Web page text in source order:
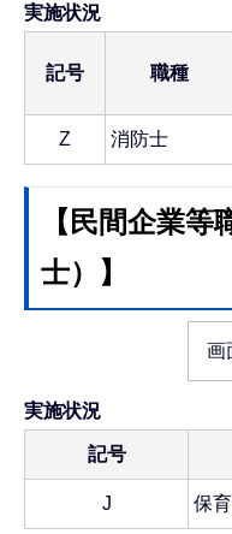
実施状況
記号 職種
Z 消防士
【民間企業
士）】
画
実施状況
記号
J 保